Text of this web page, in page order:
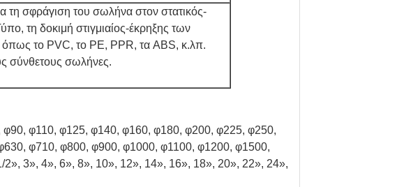
τη σφράγιση του σωλήνα στον στατικός-
τη δοκιμή στιγμιαίος-έκρηξης των
το PVC, το PE, PPR, τα ABS, κ.λπ.
σύνθετους σωλήνες.
φ110, φ125, φ140, φ160, φ180, φ200, φ225, φ250,
φ710, φ800, φ900, φ1000, φ1100, φ1200, φ1500,
3», 4», 6», 8», 10», 12», 14», 16», 18», 20», 22», 24»,